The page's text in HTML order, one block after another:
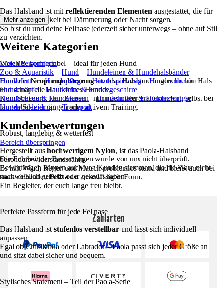
Das Halsband ist mit reflektierenden Elementen ausgestattet, die für
bessere Sichtbarkeit bei Dämmerung oder Nacht sorgen.
So bist du und deine Fellnase jederzeit sicher unterwegs – ohne auf Stil
zu verzichten.
Weich & komfortabel – ideal für jeden Hund
Dank derNeoprenpolsterungsitzt das Halsband angenehm am Hals
und schont die Haut deines Hundes.
Kein Scheuern, kein Ziepen – nur maximaler Tragekomfort, selbst bei
langen Spaziergängen oder aktivem Training.
Robust, langlebig & wetterfest
Hergestellt aus hochwertigem Nylon, ist das Paola-Halsband
besonders widerstandsfähig.
Es hält Wind, Regen und Matsch problemlos stand und bleibt auch bei
stark ziehenden Fellnasen zuverlässig in Form.
Ein Begleiter, der euch lange treu bleibt.
Perfekte Passform für jede Fellnase
Das Halsband ist stufenlos verstellbar und lässt sich individuell
anpassen.
Egal ob Chihuahua oder Labrador – Paola passt sich jeder Größe an
und sitzt dabei sicher und bequem.
Stylisches Statement – Teil der Paola-Serie
Mehr anzeigen
Weitere Kategorien
Liste überspringen
Zoo & Aquaristik
Hund
Hundeleinen & Hundehalsbänder
Hundefutter
Hundepflege Hundespielzeug
Hundezubehör
Hundenäpfe
Maulkörbe & Hundegeschirre
Hundebetten & Hundekissen
Hundehütten & Hundezwinger
Hundebekleidung
Transport
Kundenbewertungen
Bereich überspringen
Die Echtheit der Bewertungen wurde von uns nicht überprüft.
Bewertungen können auch von Kunden stammen, die die Ware nicht
nachweislich genutzt oder gekauft haben.
Zahlarten